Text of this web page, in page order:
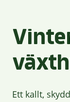
Ett kallt,